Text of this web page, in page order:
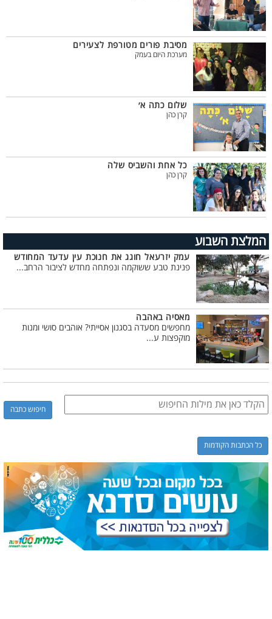
מסיבת פורים מטורפת לצעירים
מערכת היום בעמק
שלום כתה א׳
קרן כהן
כל אחת והשביס שלה
קרן כהן
המלצת השבוע
עמק יזרעאל חוגג את חנוכת עין עדעד המחודש
פנינת טבע ששוקמה ונפתחה מחדש לציבור הרחב...
מאסיה באהבה
מחפשים מסעדה בסגנון אסייתי? אוהבים סושי ומנות
מוקפצות ע...
כל הכתבות הקודמות